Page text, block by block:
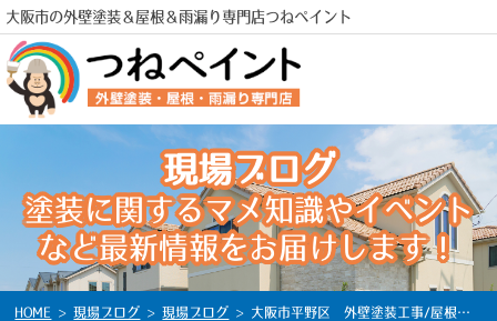
大阪市の外壁塗装＆屋根＆雨漏り専門店つねペイント
電話
現場ブログ
塗装に関するマメ知識やイベント
など最新情報をお届けします！
HOME >現場ブログ >現場ブログ > 大阪市平野区 外壁塗装工事/屋根塗装工事/防水工事着工いたしました！